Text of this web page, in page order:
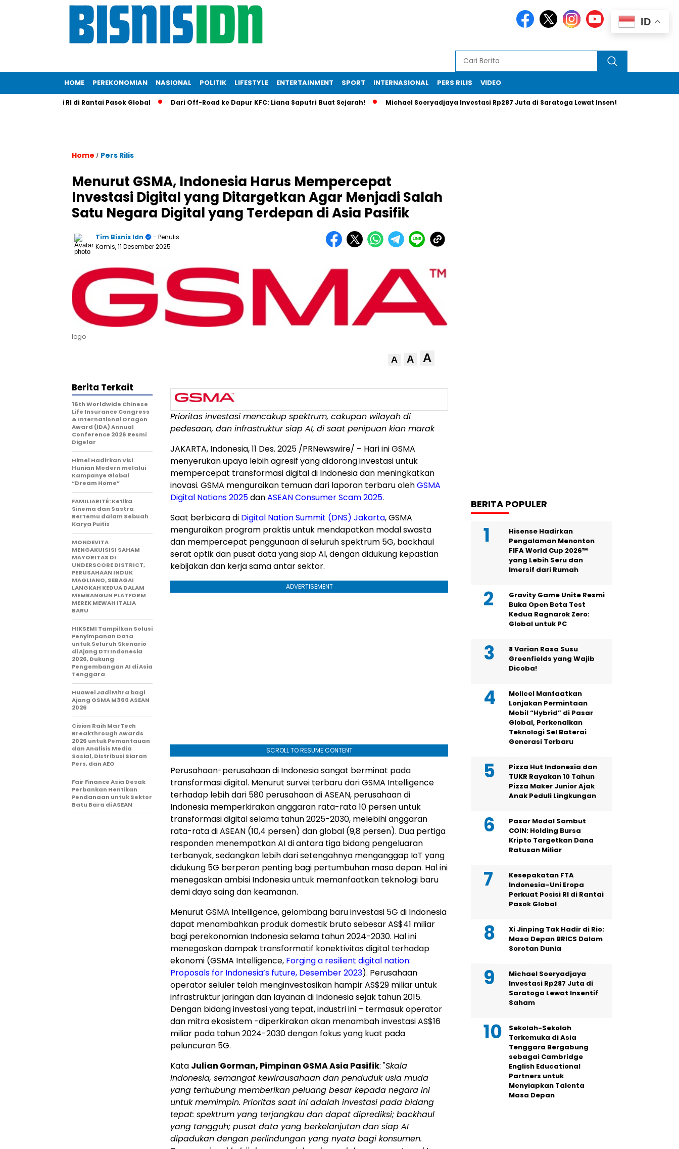
HOME PEREKONOMIAN NASIONAL POLITIK LIFESTYLE ENTERTAINMENT SPORT INTERNASIONAL PERS RILIS VIDEO
Posisi RI di Rantai Pasok Global Dari Off-Road ke Dapur KFC: Liana Saputri Buat Sejarah! Michael Soeryadjaya Investasi Rp287 Juta di Saratoga Lewat Insentif Saham
Home / Pers Rilis
Menurut GSMA, Indonesia Harus Mempercepat
Investasi Digital yang Ditargetkan Agar Menjadi Salah
Satu Negara Digital yang Terdepan di Asia Pasifik
Tim Bisnis Idn
- Penulis
Kamis, 11 Desember 2025
logo
A A A
Prioritas investasi mencakup spektrum, cakupan wilayah di
pedesaan, dan infrastruktur siap AI, di saat penipuan kian marak
JAKARTA, Indonesia,11 Des. 2025 /PRNewswire/ – Hari ini GSMA
menyerukan upaya lebih agresif yang didorong investasi untuk
mempercepat transformasi digital di Indonesiadan meningkatkan
inovasi. GSMA menguraikan temuan dari laporan terbaru olehGSMA
Digital Nations 2025danASEAN Consumer Scam 2025.
Saat berbicara di Digital Nation Summit (DNS) Jakarta, GSMA
menguraikan program praktis untuk mendapatkan modal swasta
dan mempercepat penggunaan di seluruh spektrum 5G, backhaul
serat optik dan pusat data yang siap AI, dengan didukung kepastian
kebijakan dan kerja sama antar sektor.
ADVERTISEMENT
SCROLL TO RESUME CONTENT
Perusahaan-perusahaan di Indonesiasangat berminat pada
transformasi digital. Menurut survei terbaru dari GSMA Intelligence
terhadap lebih dari 580 perusahaan di ASEAN, perusahaan di
Indonesia memperkirakan anggaran rata-rata 10 persen untuk
transformasi digital selama tahun 2025-2030, melebihi anggaran
rata-rata di ASEAN (10,4 persen) dan global (9,8 persen). Dua pertiga
responden menempatkanAI diantara tiga bidang pengeluaran
terbanyak, sedangkan lebih dari setengahnya menganggap IoT yang
didukung 5G berperan penting bagi pertumbuhan masa depan. Hal ini
menegaskan ambisi Indonesiauntuk memanfaatkan teknologi baru
demi daya saing dan keamanan.
Menurut GSMA Intelligence, gelombang baru investasi 5G di Indonesia
dapat menambahkan produk domestik bruto sebesar AS$41 miliar
bagi perekonomian Indonesiaselama tahun 2024-2030. Hal ini
menegaskan dampak transformatif konektivitas digital terhadap
ekonomi (GSMA Intelligence, Forging a resilient digital nation:
Proposals for Indonesia’s future, Desember 2023). Perusahaan
operator seluler telah menginvestasikan hampir AS$29 miliar untuk
infrastruktur jaringan dan layanan di Indonesiasejak tahun 2015.
Dengan bidang investasi yang tepat, industri ini – termasuk operator
dan mitra ekosistem -diperkirakan akan menambah investasi AS$16
miliar pada tahun 2024-2030 dengan fokus yang kuat pada
peluncuran 5G.
Kata Julian Gorman, Pimpinan GSMA Asia Pasifik: "Skala
Indonesia, semangat kewirausahaan dan penduduk usia muda
yang terhubung memberikan peluang besar kepada negara ini
untuk memimpin. Prioritas saat ini adalah investasi pada bidang
tepat: spektrum yang terjangkau dan dapat diprediksi; backhaul
yang tangguh; pusat data yang berkelanjutan dan siap AI
dipadukan dengan perlindungan yang nyata bagi konsumen.
Berita Terkait
16th Worldwide Chinese
Life Insurance Congress
& International Dragon
Award (IDA) Annual
Conference 2026 Resmi
Digelar
Himel Hadirkan Visi
Hunian Modern melalui
Kampanye Global
“Dream Home”
FAMILIARITÉ: Ketika
Sinema dan Sastra
Bertemu dalam Sebuah
Karya Puitis
MONDEVITA
MENGAKUISISI SAHAM
MAYORITAS DI
UNDERSCORE DISTRICT,
PERUSAHAAN INDUK
MAGLIANO, SEBAGAI
LANGKAH KEDUA DALAM
MEMBANGUN PLATFORM
MEREK MEWAH ITALIA
BARU
HIKSEMI Tampilkan Solusi
Penyimpanan Data
untuk Seluruh Skenario
di Ajang DTI Indonesia
2026, Dukung
Pengembangan AI di Asia
Tenggara
Huawei Jadi Mitra bagi
Ajang GSMA M360 ASEAN
2026
Cision Raih MarTech
Breakthrough Awards
2026 untuk Pemantauan
dan Analisis Media
Sosial, Distribusi Siaran
Pers, dan AEO
Fair Finance Asia Desak
Perbankan Hentikan
Pendanaan untuk Sektor
Batu Bara di ASEAN
BERITA POPULER
Hisense Hadirkan
Pengalaman Menonton
FIFA World Cup 2026™
yang Lebih Seru dan
Imersif dari Rumah
Gravity Game Unite Resmi
Buka Open Beta Test
Kedua Ragnarok Zero:
Global untuk PC
8 Varian Rasa Susu
Greenfields yang Wajib
Dicoba!
Molicel Manfaatkan
Lonjakan Permintaan
Mobil “Hybrid” di Pasar
Global, Perkenalkan
Teknologi Sel Baterai
Generasi Terbaru
Pizza Hut Indonesia dan
TUKR Rayakan 10 Tahun
Pizza Maker Junior Ajak
Anak Peduli Lingkungan
Pasar Modal Sambut
COIN: Holding Bursa
Kripto Targetkan Dana
Ratusan Miliar
Kesepakatan FTA
Indonesia–Uni Eropa
Perkuat Posisi RI di Rantai
Pasok Global
Xi Jinping Tak Hadir di Rio:
Masa Depan BRICS Dalam
Sorotan Dunia
Michael Soeryadjaya
Investasi Rp287 Juta di
Saratoga Lewat Insentif
Saham
Sekolah-Sekolah
Terkemuka di Asia
Tenggara Bergabung
sebagai Cambridge
English Educational
Partners untuk
Menyiapkan Talenta
Masa Depan
ID